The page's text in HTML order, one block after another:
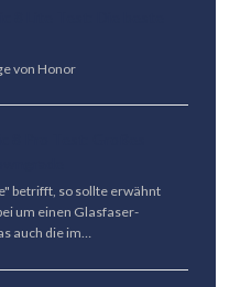
von Honor
betrifft, so sollte erwähnt
um einen Glasfaser-
auch die im…